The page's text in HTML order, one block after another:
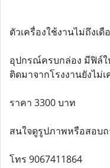
ตัวเครื่องใช้งานไม่ถึงเ
อุปกรณ์ครบกล่อง มีฟิล์ใ
ติดมาจากโรงงานยังไม่เ
ราคา 3300 บาท
สนใจดูรูปภาพหรือสอบถ
โทร 9067411864